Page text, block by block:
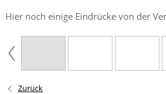
Hier noch einige Eindrücke von der
Zurück